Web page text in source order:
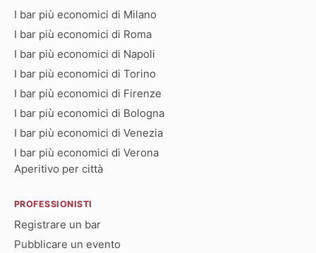
I bar più economici di Milano
I bar più economici di Roma
I bar più economici di Napoli
I bar più economici di Torino
I bar più economici di Firenze
I bar più economici di Bologna
I bar più economici di Venezia
I bar più economici di Verona
Aperitivo per città
PROFESSIONISTI
Registrare un bar
Pubblicare un evento